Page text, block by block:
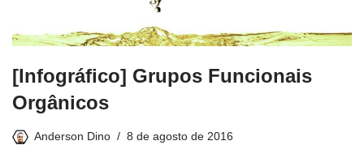
[Infográfico] Grupos Funcionais
Orgânicos
Anderson Dino 8 de agosto de 2016